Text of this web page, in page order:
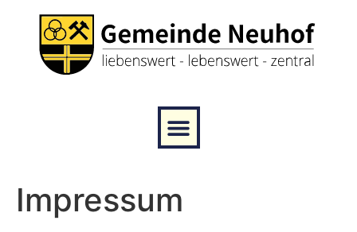
Impressum